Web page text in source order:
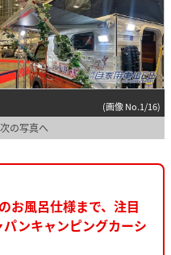
(画像 No.1/16)
の写真へ
お風呂仕様まで、注目
ンキャンピングカーシ